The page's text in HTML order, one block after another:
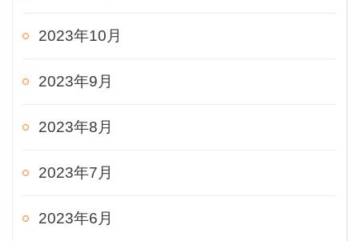
2023年10月
2023年9月
2023年8月
2023年7月
2023年6月